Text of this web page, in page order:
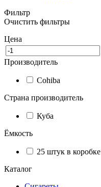
Фильтр
Очистить фильтры
Цена
Производитель
Cohiba
Страна производитель
Куба
Ёмкость
25 штук в коробке
Каталог